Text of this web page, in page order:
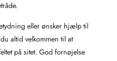
eller ønsker hjælp til
altid velkommen til at
på sitet. God fornøjelse